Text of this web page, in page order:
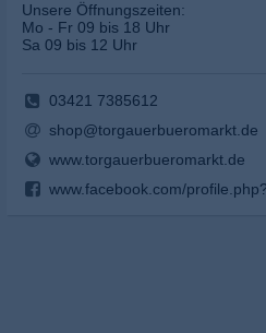
Unsere Öffnungszeiten:
Mo - Fr 09 bis 18 Uhr
Sa 09 bis 12 Uhr
03421 7385612
shop@torgauerbueromarkt.de
www.torgauerbueromarkt.de
www.facebook.com/